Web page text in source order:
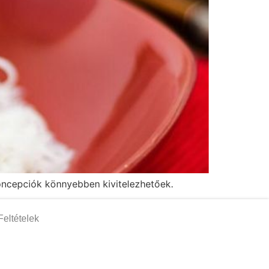
könnyebben kivitelezhetőek.